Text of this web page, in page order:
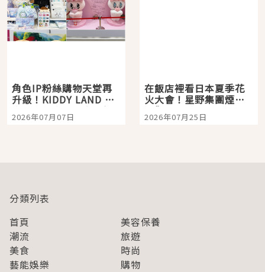
角色IP粉絲購物天堂再
升級！KIDDY LAND 原
宿店吉伊卡哇迎客，新
開幕 OMOKADO 店3分
2026年07月07日
在飯店裡看日本夏季花
火大會！星野集團煙火
景觀飯店6選，讓你不用
人擠人悠閒欣賞
2026年07月25日
分類列表
首頁
美容保養
潮流
旅遊
美食
時尚
藝能娛樂
購物